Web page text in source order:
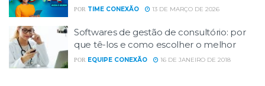
POR TIME CONEXÃO 13 DE MARÇO DE 2026
Softwares de gestão de consultório: por
que tê-los e como escolher o melhor
POR EQUIPE CONEXÃO 16 DE JANEIRO DE 2018